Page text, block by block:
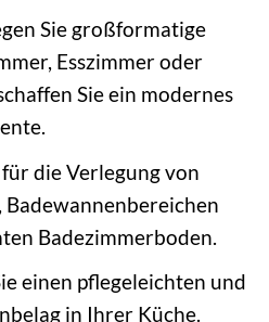
Sie großformatige
Esszimmer oder
Sie ein modernes
die Verlegung von
Badewannenbereichen
Badezimmerboden.
einen pflegeleichten und
in Ihrer Küche.